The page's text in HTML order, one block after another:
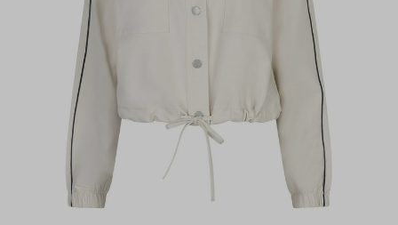
Capisce
Mode